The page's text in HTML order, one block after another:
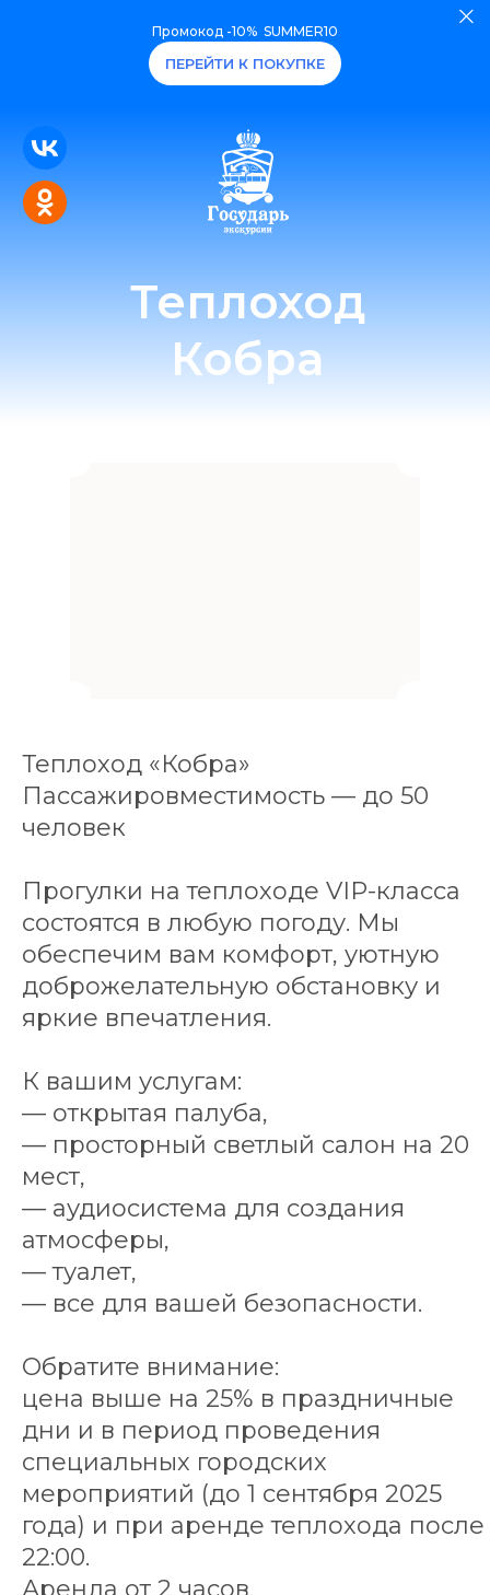
Промокод -10% SUMMER10
ПЕРЕЙТИ К ПОКУПКЕ
Экскурсии Акции
Теплоход
Кобра
Теплоход «Кобра»
Пассажировместимость — до 50
человек
Прогулки на теплоходе VIP-класса
состоятся в любую погоду. Мы
обеспечим вам комфорт, уютную
доброжелательную обстановку и
яркие впечатления.
К вашим услугам:
— открытая палуба,
— просторный светлый салон на 20
мест,
— аудиосистема для создания
атмосферы,
— туалет,
— все для вашей безопасности.
Обратите внимание:
цена выше на 25% в праздничные
дни и в период проведения
специальных городских
мероприятий (до 1 сентября 2025
года) и при аренде теплохода после
22:00.
Аренда от 2 часов.